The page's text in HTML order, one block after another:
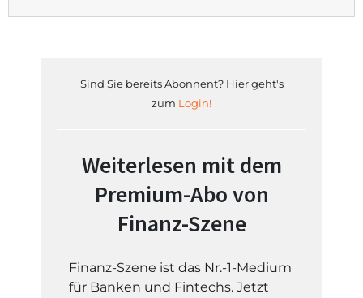
Sind Sie bereits Abonnent? Hier geht's
zum Login!
Weiterlesen mit dem
Premium-Abo von
Finanz-Szene
Finanz-Szene ist das Nr.-1-Medium
für Banken und Fintechs. Jetzt